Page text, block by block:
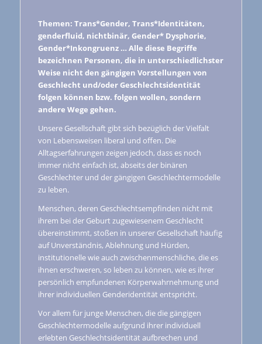
Themen: Trans*Gender, Trans*Identitäten,
genderfluid, nichtbinär, Gender* Dysphorie,
Gender*Inkongruenz … Alle diese Begriffe
bezeichnen Personen, die in unterschiedlichster
Weise nicht den gängigen Vorstellungen von
Geschlecht und/oder Geschlechtsidentität
folgen können bzw. folgen wollen, sondern
andere Wege gehen.
Unsere Gesellschaft gibt sich bezüglich der Vielfalt
von Lebensweisen liberal und offen. Die
Alltagserfahrungen zeigen jedoch, dass es noch
immer nicht einfach ist, abseits der binären
Geschlechter und der gängigen Geschlechtermodelle
zu leben.
Menschen, deren Geschlechtsempfinden nicht mit
ihrem bei der Geburt zugewiesenem Geschlecht
übereinstimmt, stoßen in unserer Gesellschaft häufig
auf Unverständnis, Ablehnung und Hürden,
institutionelle wie auch zwischenmenschliche, die es
ihnen erschweren, so leben zu können, wie es ihrer
persönlich empfundenen Körperwahrnehmung und
ihrer individuellen Genderidentität entspricht.
Vor allem für junge Menschen, die die gängigen
Geschlechtermodelle aufgrund ihrer individuell
erlebten Geschlechtsidentität aufbrechen und